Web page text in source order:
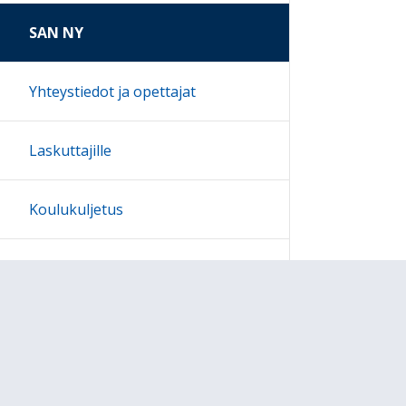
SAN NY
Yhteystiedot ja opettajat
Laskuttajille
Koulukuljetus